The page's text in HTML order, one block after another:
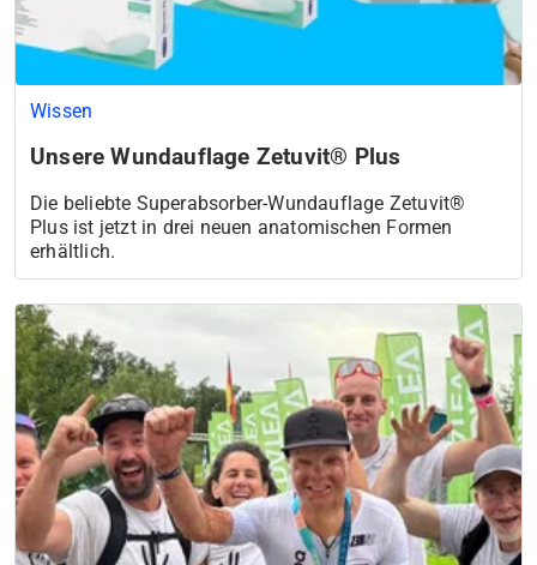
Wissen
Unsere Wundauflage Zetuvit® Plus
Die beliebte Superabsorber-Wundauflage Zetuvit®
Plus ist jetzt in drei neuen anatomischen Formen
erhältlich.